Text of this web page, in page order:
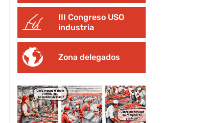
III Congreso USO
industria
Zona delegados